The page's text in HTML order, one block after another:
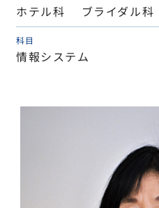
ホテル科 ブライダル科
科目
情報システム